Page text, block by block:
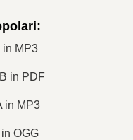
:
in MP3
in PDF
in MP3
OGG